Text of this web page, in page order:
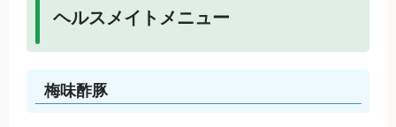
ヘルスメイトメニュー
梅味酢豚